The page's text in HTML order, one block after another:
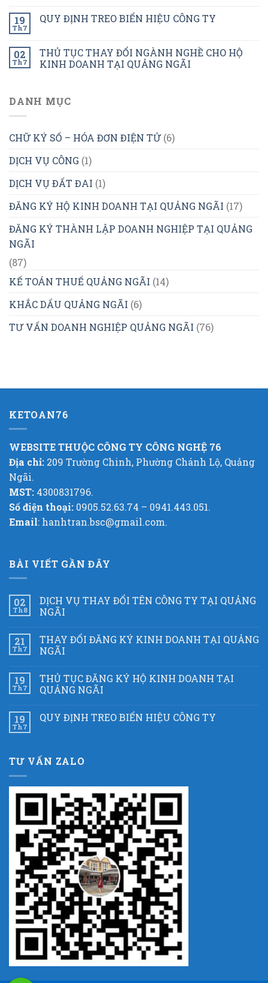
19
Th7
QUY ĐỊNH TREO BIỂN HIỆU CÔNG TY
02
Th7
THỦ TỤC THAY ĐỔI NGÀNH NGHỀ CHO HỘ
KINH DOANH TẠI QUẢNG NGÃI
DANH MỤC
CHỮ KÝ SỐ – HÓA ĐƠN ĐIỆN TỬ(6)
DỊCH VỤ CÔNG (1)
DỊCH VỤ ĐẤT ĐAI (1)
ĐĂNG KÝ HỘ KINH DOANH TẠI QUẢNG NGÃI (17)
ĐĂNG KÝ THÀNH LẬP DOANH NGHIỆP TẠI QUẢNG
NGÃI
(87)
KẾ TOÁN THUẾ QUẢNG NGÃI (14)
KHẮC DẤU QUẢNG NGÃI (6)
TƯ VẤN DOANH NGHIỆP QUẢNG NGÃI (76)
KETOAN76
WEBSITE THUỘC CÔNG TY CÔNG NGHỆ 76
Địa chỉ: 209 Trường Chinh, Phường Chánh Lộ, Quảng
Ngãi.
MST: 4300831796.
Số điện thoại: 0905.52.63.74 – 0941.443.051.
Email: hanhtran.bsc@gmail.com.
BÀI VIẾT GẦN ĐÂY
02
Th8
DỊCH VỤ THAY ĐỔI TÊN CÔNG TY TẠI QUẢNG
NGÃI
21
Th7
THAY ĐỔI ĐĂNG KÝ KINH DOANH TẠI QUẢNG
NGÃI
19
Th7
THỦ TỤC ĐĂNG KÝ HỘ KINH DOANH TẠI
QUẢNG NGÃI
19
Th7
QUY ĐỊNH TREO BIỂN HIỆU CÔNG TY
TƯ VẤN ZALO